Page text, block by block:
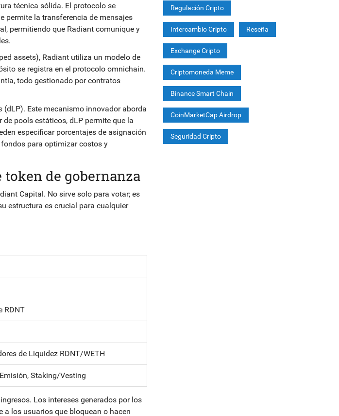
técnica sólida. El protocolo se
permite la transferencia de mensajes
permitiendo que Radiant comunique y
assets), Radiant utiliza un modelo de
se registra en el protocolo omnichain.
todo gestionado por contratos
(dLP). Este mecanismo innovador aborda
pools estáticos, dLP permite que la
especificar porcentajes de asignación
para optimizar costos y
token de gobernanza
Capital. No sirve solo para votar; es
estructura es crucial para cualquier
RDNT
de Liquidez RDNT/WETH
Staking/Vesting
Los intereses generados por los
a los usuarios que bloquean o hacen
Regulación Cripto
Intercambio Cripto Reseña
Exchange Cripto
Criptomoneda Meme
Binance Smart Chain
CoinMarketCap Airdrop
Seguridad Cripto